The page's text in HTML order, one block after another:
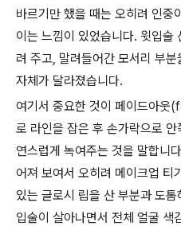
바르기만 했을 때는 오히려 인중
이는 느낌이 있었습니다. 윗입술
려 주고, 말려들어간 모서리 부
자체가 달라졌습니다.
여기서 중요한 것이 페이드아
로 라인을 잡은 후 손가락으로
연스럽게 녹여주는 것을 말합니
어져 보여서 오히려 메이크업 티
있는 글로시 립을 산 부분과 도
입술이 살아나면서 전체 얼굴 색